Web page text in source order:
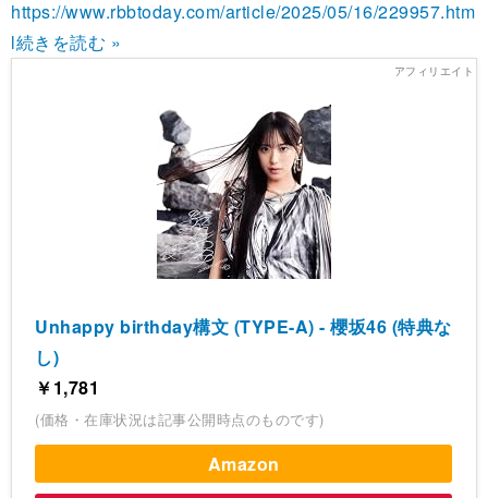
https://www.rbbtoday.com/article/2025/05/16/229957.htm
l続きを読む »
Unhappy birthday構文 (TYPE-A) - 櫻坂46 (特典な
し)
￥1,781
(価格・在庫状況は記事公開時点のものです)
Amazon